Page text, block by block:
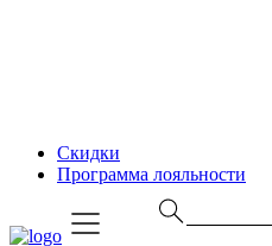
Скидки
Программа лояльности